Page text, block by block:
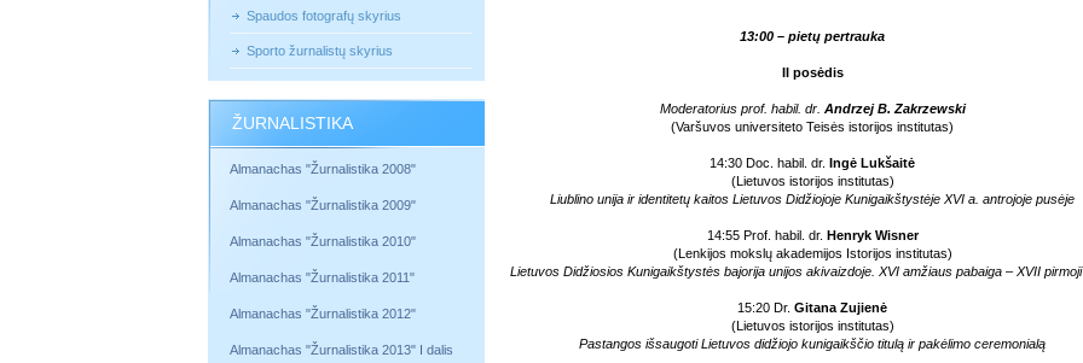
Spaudos fotografų skyrius
Sporto žurnalistų skyrius
ŽURNALISTIKA
Almanachas "Žurnalistika 2008"
Almanachas "Žurnalistika 2009"
Almanachas "Žurnalistika 2010"
Almanachas "Žurnalistika 2011"
Almanachas "Žurnalistika 2012"
Almanachas "Žurnalistika 2013" I dalis
13:00 – pietų pertrauka
II posėdis
Moderatorius prof. habil. dr. Andrzej B. Zakrzewski
(Varšuvos universiteto Teisės istorijos institutas)
14:30 Doc. habil. dr. Ingė Lukšaitė
(Lietuvos istorijos institutas)
Liublino unija ir identitetų kaitos Lietuvos Didžiojoje Kunigaikštystėje XVI a. antrojoje pusėje
14:55 Prof. habil. dr. Henryk Wisner
(Lenkijos mokslų akademijos Istorijos institutas)
Lietuvos Didžiosios Kunigaikštystės bajorija unijos akivaizdoje. XVI amžiaus pabaiga – XVII
15:20 Dr. Gitana Zujienė
(Lietuvos istorijos institutas)
Pastangos išsaugoti Lietuvos didžiojo kunigaikščio titulą ir pakėlimo ceremonialą